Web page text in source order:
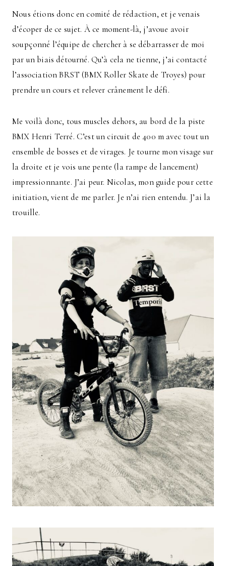
Nous étions donc en comité de rédaction, et je venais
d’écoper de ce sujet. À ce moment-là, j’avoue avoir
soupçonné l’équipe de chercher à se débarrasser de moi
par un biais détourné. Qu’à cela ne tienne, j’ai contacté
l’association BRST (BMX Roller Skate de Troyes) pour
prendre un cours et relever crânement le défi.
Me voilà donc, tous muscles dehors, au bord de la piste
BMX Henri Terré. C’est un circuit de 400 m avec tout un
ensemble de bosses et de virages. Je tourne mon visage sur
la droite et je vois une pente (la rampe de lancement)
impressionnante. J’ai peur. Nicolas, mon guide pour cette
initiation, vient de me parler. Je n’ai rien entendu. J’ai la
trouille.